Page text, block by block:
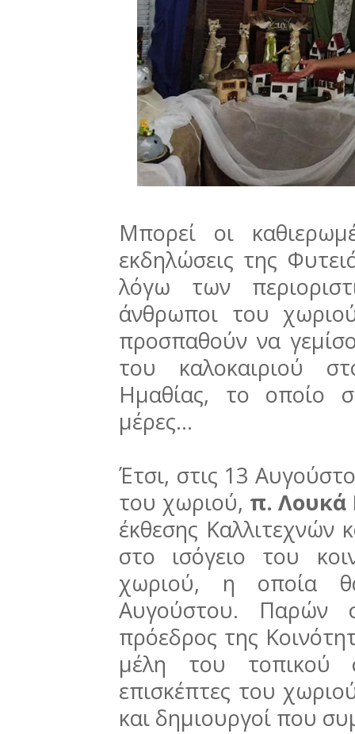
Μπορεί οι
εκδηλώσεις της
λόγω των
άνθρωποι του
προσπαθούν να
του καλοκαιριού
Ημαθίας, το οποίο
μέρες...
Έτσι, στις 13
του χωριού, π. Λουκά
έκθεσης Καλλιτεχνών
στο ισόγειο του
χωριού, η οποία
Αυγούστου. Παρών
πρόεδρος της
μέλη του τοπικού
επισκέπτες του
και δημιουργοί που